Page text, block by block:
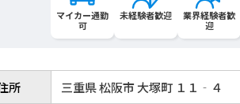
マイカー通勤
可
未経験者歓迎
業界経験者歓
迎
所
三重県 松阪市 大塚町 １１‐４